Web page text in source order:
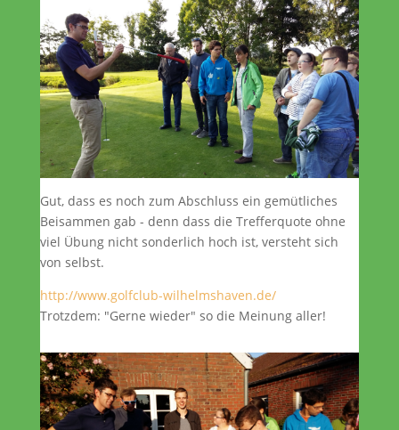
Gut, dass es noch zum Abschluss ein gemütliches
Beisammen gab - denn dass die Trefferquote ohne
viel Übung nicht sonderlich hoch ist, versteht sich
von selbst.
http://www.golfclub-wilhelmshaven.de/
Trotzdem: "Gerne wieder" so die Meinung aller!